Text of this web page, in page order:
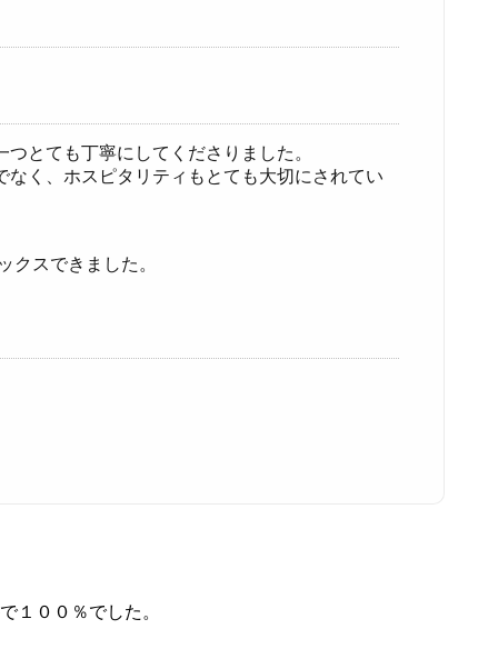
とても丁寧にしてくださりました。
く、ホスピタリティもとても大切にされてい
クスできました。
１００％でした。